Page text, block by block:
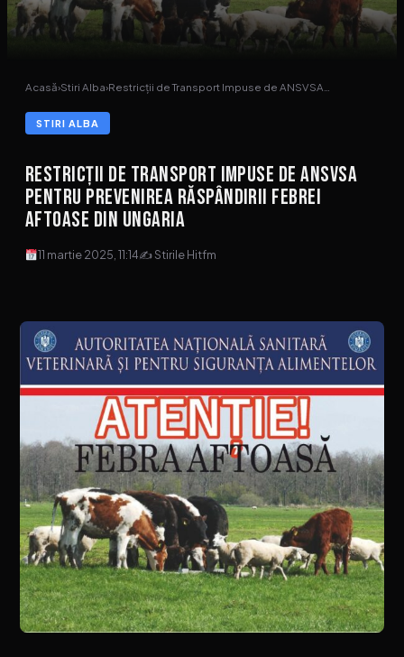
Acasă›Stiri Alba›Restricții de Transport Impuse de ANSVSA…
STIRI ALBA
Restricții de Transport Impuse de ANSVSA
pentru Prevenirea Răspândirii Febrei
Aftoase din Ungaria
11 martie 2025, 11:14✍ Stirile Hitfm